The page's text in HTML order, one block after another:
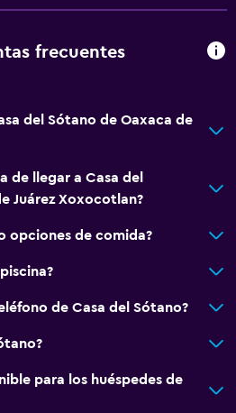
frecuentes
del Sótano de Oaxaca de
de llegar a Casa del
Juárez Xoxocotlan?
opciones de comida?
de Casa del Sótano?
para los huéspedes de